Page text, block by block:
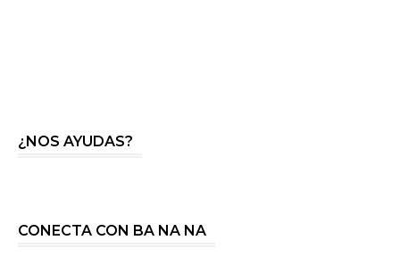
¿NOS AYUDAS?
CONECTA CON BA NA NA